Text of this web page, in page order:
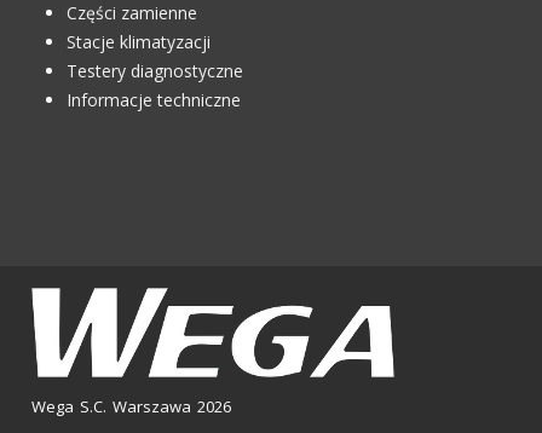
Części zamienne
Stacje klimatyzacji
Testery diagnostyczne
Informacje techniczne
Wega S.C. Warszawa 2026